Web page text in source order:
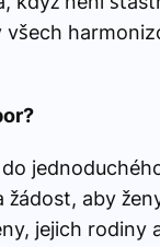
všech
aby
jejich rodiny